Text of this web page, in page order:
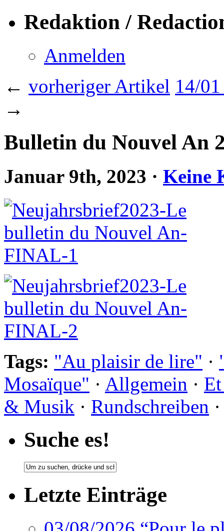
Redaktion /
Anmelden
← vorheriger Artikel 14/
→
Bulletin du Nouvel An
Januar 9th, 2023 · Keine
Tags: "Au plaisir de lire" ·
Mosaïque" · Allgemein ·
& Musik · Rundschreiben
Suche es!
Letzte Einträge